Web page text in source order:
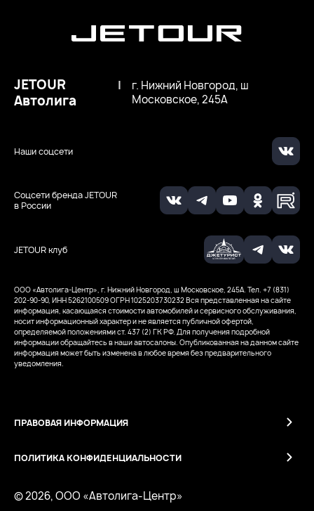
JETOUR клуб
Соцсети бренда JETOUR
в России
Наши соцсети
JETOUR
Автолига
|
г. Нижний Новгород, ш
Московское, 245А
ООО «Автолига-Центр», г. Нижний Новгород, ш Московское, 245А. Тел. +7 (831)
202-90-90, ИНН 5262100509ОГРН 1025203730232Вся представленная на сайте
информация, касающаяся стоимости автомобилей и сервисного обслуживания,
носит информационный характер и не является публичной офертой,
определяемой положениями ст. 437 (2) ГК РФ. Для получения подробной
информации обращайтесь в наши автосалоны. Опубликованная на данном сайте
информация может быть изменена в любое время без предварительного
уведомления.
© 2026, ООО «Автолига-Центр»
ПРАВОВАЯ ИНФОРМАЦИЯ
ПОЛИТИКА КОНФИДЕНЦИАЛЬНОСТИ